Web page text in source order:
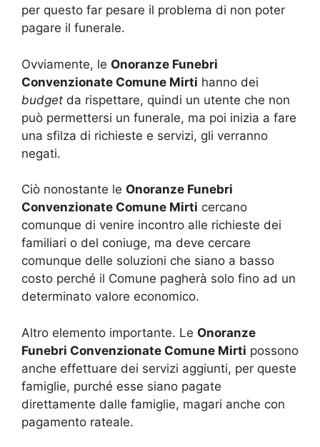
per questo far pesare il problema di non poter
pagare il funerale.
Ovviamente, le Onoranze Funebri
Convenzionate Comune Mirti hanno dei
budget da rispettare, quindi un utente che non
può permettersi un funerale, ma poi inizia a fare
una sfilza di richieste e servizi, gli verranno
negati.
Ciò nonostante le Onoranze Funebri
Convenzionate Comune Mirti cercano
comunque di venire incontro alle richieste dei
familiari o del coniuge, ma deve cercare
comunque delle soluzioni che siano a basso
costo perché il Comune pagherà solo fino ad un
determinato valore economico.
Altro elemento importante. Le Onoranze
Funebri Convenzionate Comune Mirti possono
anche effettuare dei servizi aggiunti, per queste
famiglie, purché esse siano pagate
direttamente dalle famiglie, magari anche con
pagamento rateale.